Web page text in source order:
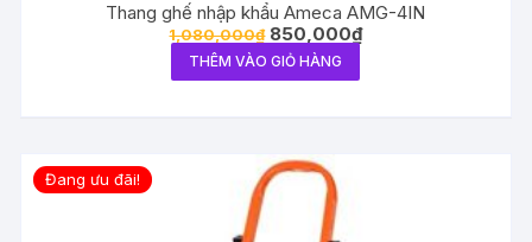
Thang ghế nhập khẩu Ameca AMG-4IN
1,080,000₫ 850,000₫
THÊM VÀO GIỎ HÀNG
Đang ưu đãi!